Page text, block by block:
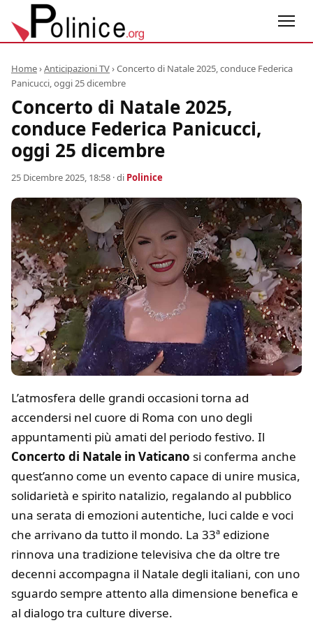
Home›Anticipazioni TV›Concerto di Natale 2025, conduce Federica
Panicucci, oggi 25 dicembre
Concerto di Natale 2025,
conduce Federica Panicucci,
oggi 25 dicembre
25 Dicembre 2025, 18:58 · di Polinice
L’atmosfera delle grandi occasioni torna ad
accendersi nel cuore di Roma con uno degli
appuntamenti più amati del periodo festivo. Il
Concerto di Natale in Vaticano si conferma anche
quest’anno come un evento capace di unire musica,
solidarietà e spirito natalizio, regalando al pubblico
una serata di emozioni autentiche, luci calde e voci
che arrivano da tutto il mondo. La 33ª edizione
rinnova una tradizione televisiva che da oltre tre
decenni accompagna il Natale degli italiani, con uno
sguardo sempre attento alla dimensione benefica e
al dialogo tra culture diverse.